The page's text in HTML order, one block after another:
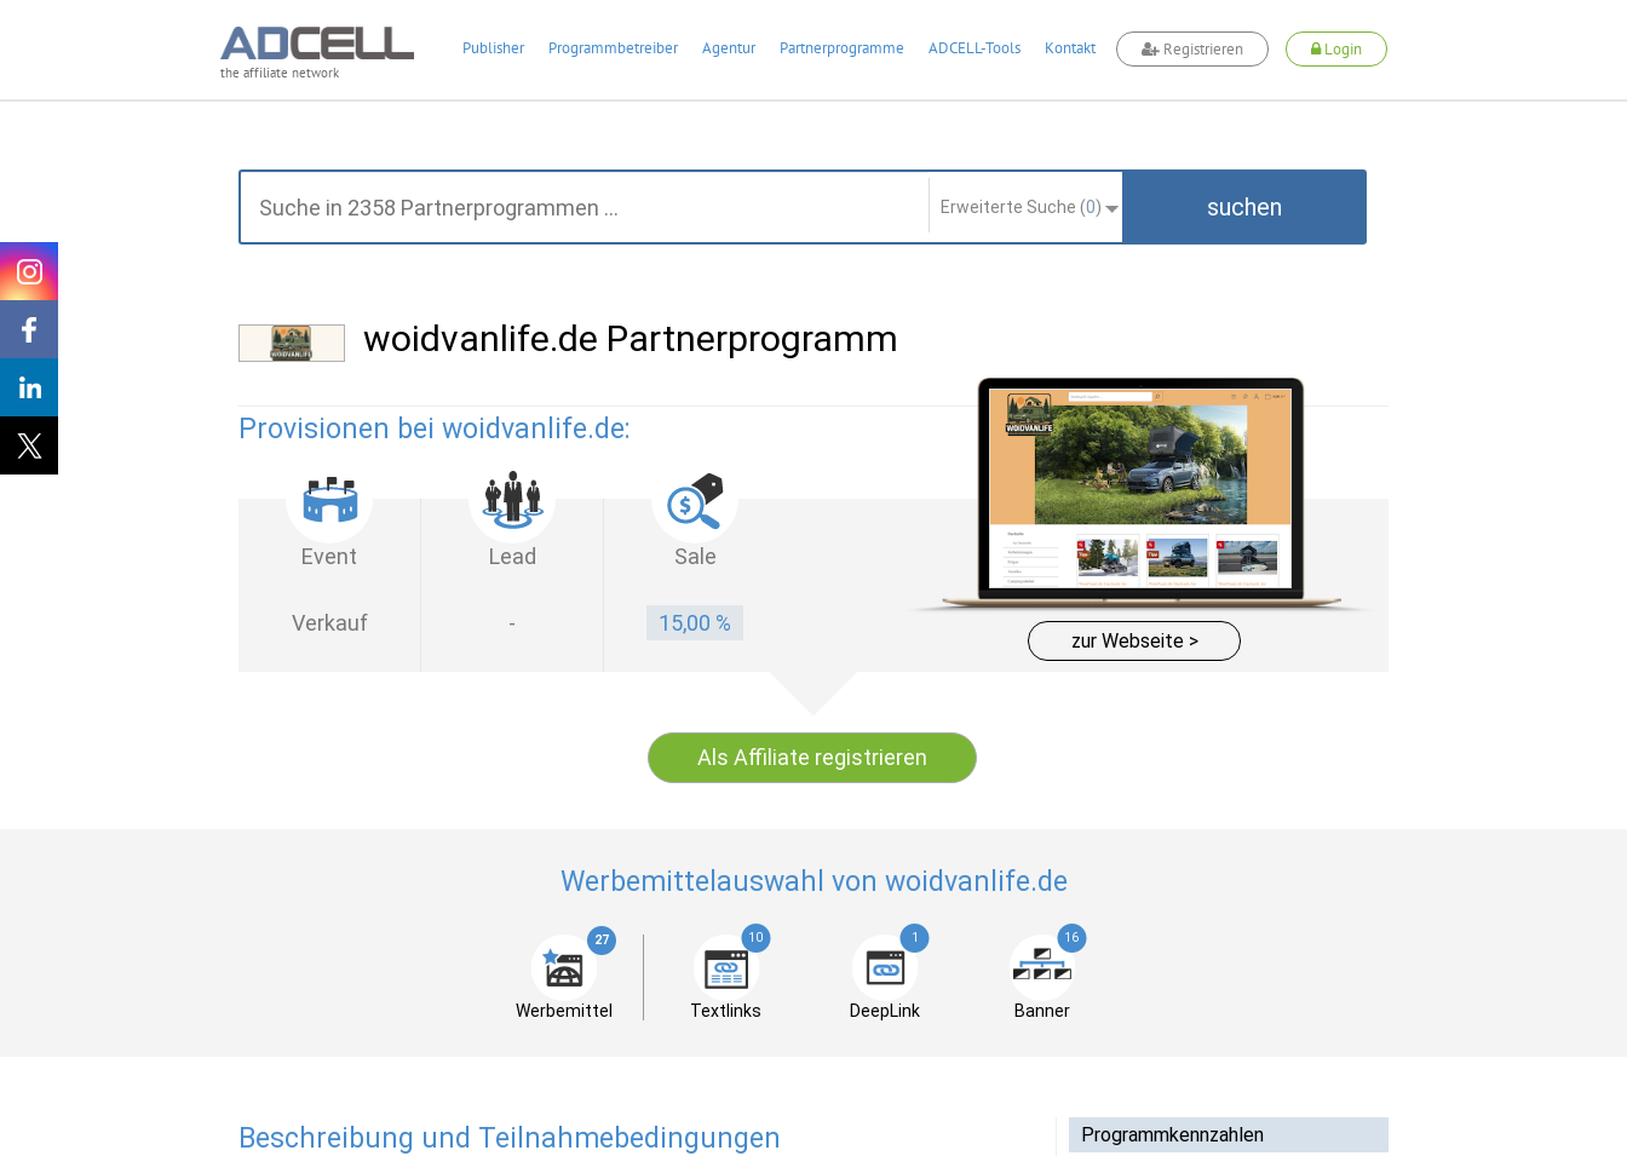
the affiliate network
Publisher Programmbetreiber Agentur Partnerprogramme ADCELL-Tools Kontakt Registrieren Login
Erweiterte Suche (0) suchen
woidvanlife.de Partnerprogramm
Provisionen bei woidvanlife.de:
Event Lead Sale
Verkauf - 15,00 %
zur Webseite >
Als Affiliate registrieren
Werbemittelauswahl von woidvanlife.de
27
Werbemittel
10
Textlinks
1
DeepLink
16
Banner
Beschreibung und Teilnahmebedingungen Programmkennzahlen